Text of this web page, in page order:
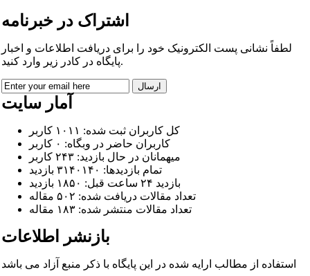
شتراک در خبرنامه
لطفاً نشانی پست الکترونیک خود را برای دریافت اطلاعات و اخبار
پایگاه در کادر زیر وارد کنید.
آمار سایت
کل کاربران ثبت شده: ۱۰۱۱ کاربر
کاربران حاضر در وبگاه: ۰ کاربر
میهمانان در حال بازدید: ۲۴۳ کاربر
تمام بازدید‌ها: ۳۱۴۰۱۴۰ بازدید
بازدید ۲۴ ساعت قبل: ۱۸۵۰ بازدید
تعداد مقالات دریافت شده: ۵۰۲ مقاله
تعداد مقالات منتشر شده: ۱۸۳ مقاله
بازنشر اطلاعات
استفاده از مطالب ارایه شده در این پایگاه با ذکر منبع آزاد می باشد